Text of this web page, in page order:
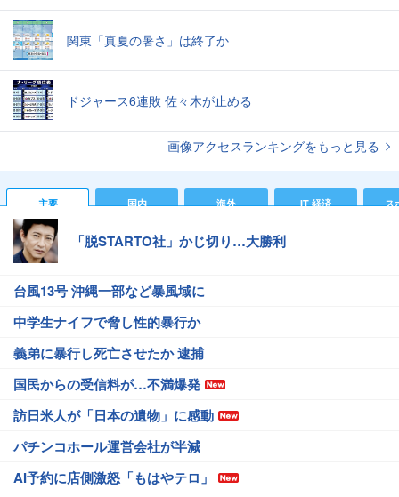
関東「真夏の暑さ」は終了か
ドジャース6連敗 佐々木が止める
画像アクセスランキングをもっと見る
主要 国内 海外 IT 経済 ス
「脱STARTO社」かじ切り…大勝利
台風13号 沖縄一部など暴風域に
中学生ナイフで脅し性的暴行か
義弟に暴行し死亡させたか 逮捕
国民からの受信料が…不満爆発
訪日米人が「日本の遺物」に感動
パチンコホール運営会社が半減
AI予約に店側激怒「もはやテロ」